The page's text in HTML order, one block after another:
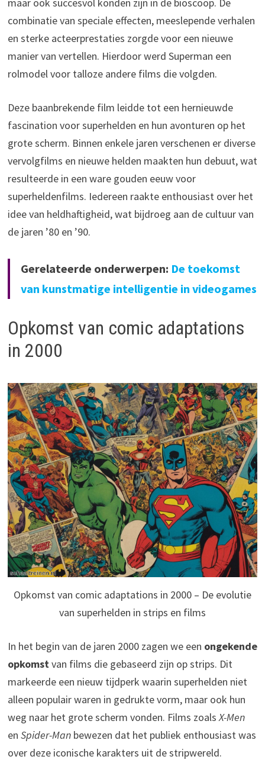
combinatie van speciale effecten, meeslepende verhalen
en sterke acteerprestaties zorgde voor een nieuwe
manier van vertellen. Hierdoor werd Superman een
rolmodel voor talloze andere films die volgden.
Deze baanbrekende film leidde tot een hernieuwde
fascination voor superhelden en hun avonturen op het
grote scherm. Binnen enkele jaren verschenen er diverse
vervolgfilms en nieuwe helden maakten hun debuut, wat
resulteerde in een ware gouden eeuw voor
superheldenfilms. Iedereen raakte enthousiast over het
idee van heldhaftigheid, wat bijdroeg aan de cultuur van
de jaren ’80 en ’90.
Gerelateerde onderwerpen: De toekomst
van kunstmatige intelligentie in videogames
Opkomst van comic adaptations
in 2000
Opkomst van comic adaptations in 2000 – De evolutie
van superhelden in strips en films
In het begin van de jaren 2000 zagen we een ongekende
opkomstvan films die gebaseerd zijn op strips. Dit
markeerde een nieuw tijdperk waarin superhelden niet
alleen populair waren in gedrukte vorm, maar ook hun
weg naar het grote scherm vonden. Films zoalsX-Men
en Spider-Manbewezen dat het publiek enthousiast was
over deze iconische karakters uit de stripwereld.